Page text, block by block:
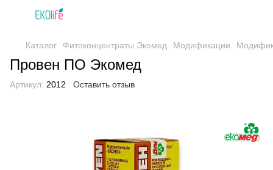
Каталог Фитоконцентраты Экомед Модификации
Провен ПО Экомед
Артикул: 2012 Оставить отзыв